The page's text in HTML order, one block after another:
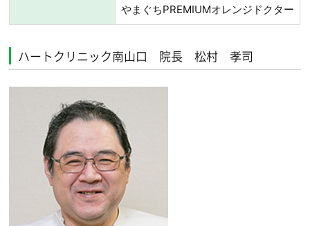
やまぐちPREMIUMオレンジドクター
ハートクリニック南山口 院長 松村 孝司